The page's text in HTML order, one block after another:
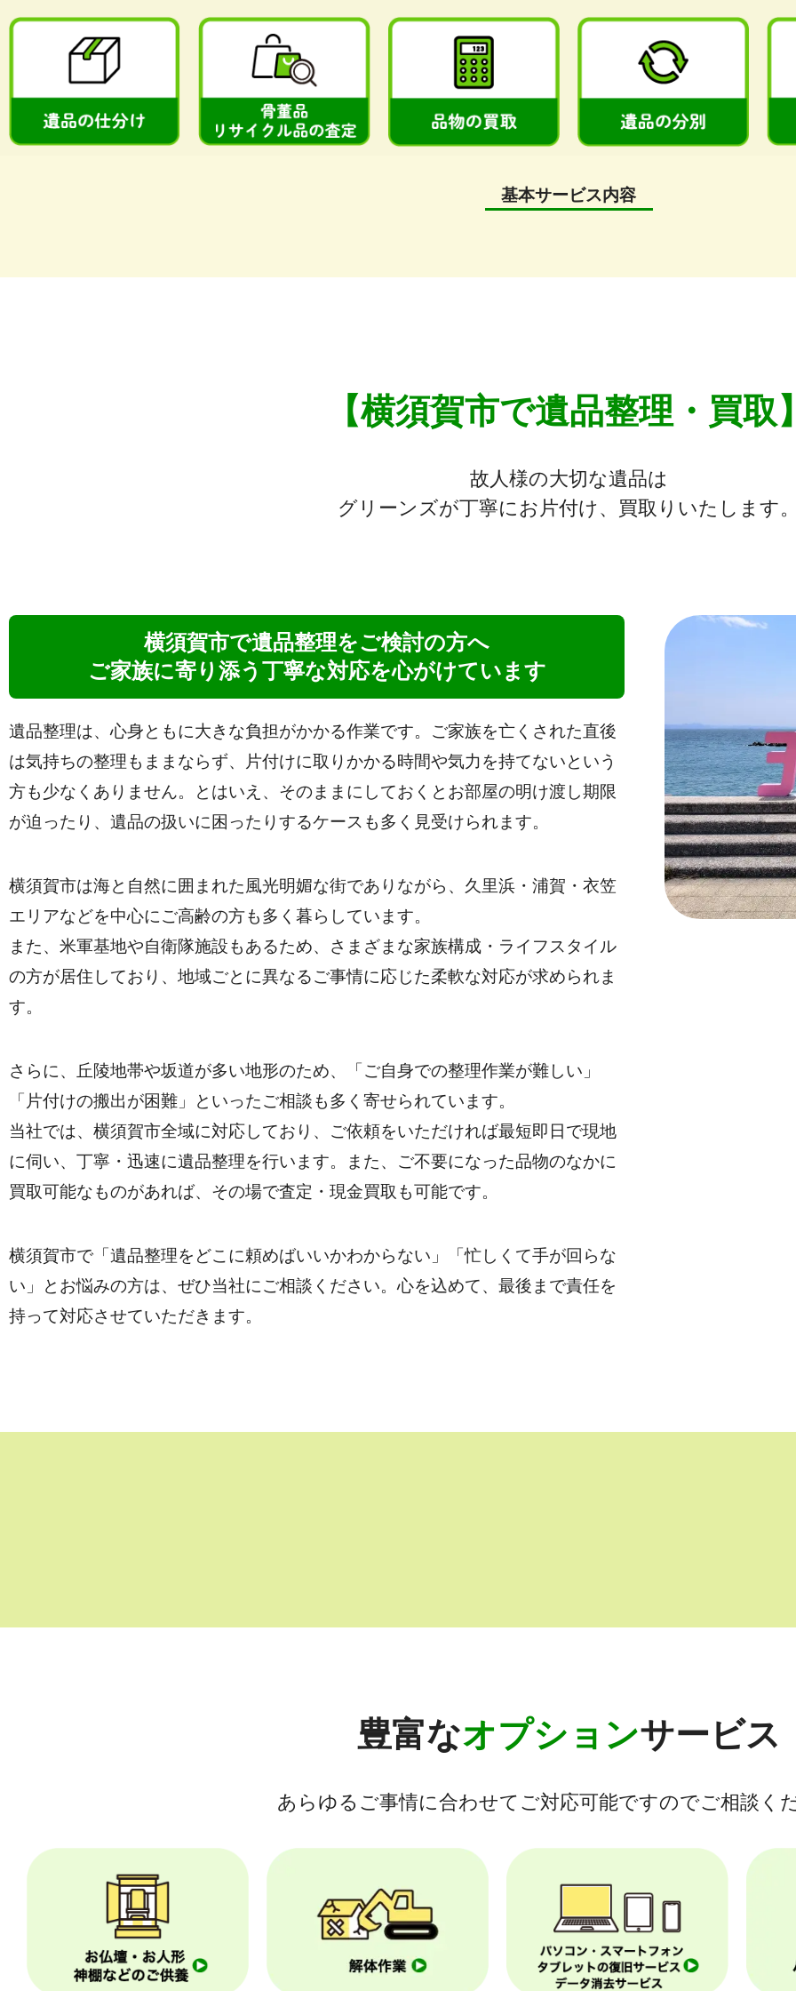
基本サービス内容
【横須賀市で遺品整理・買取
故人様の大切な遺品は
グリーンズが丁寧にお片付け、買取りいたします
横須賀市で遺品整理をご検討の方へ
ご家族に寄り添う丁寧な対応を心がけています
遺品整理は、心身ともに大きな負担がかかる作業です。ご家族を亡くされた直後
は気持ちの整理もままならず、片付けに取りかかる時間や気力を持てないという
方も少なくありません。とはいえ、そのままにしておくとお部屋の明け渡し期限
が迫ったり、遺品の扱いに困ったりするケースも多く見受けられます。
横須賀市は海と自然に囲まれた風光明媚な街でありながら、久里浜・浦賀・衣笠
エリアなどを中心にご高齢の方も多く暮らしています。
また、米軍基地や自衛隊施設もあるため、さまざまな家族構成・ライフスタイル
の方が居住しており、地域ごとに異なるご事情に応じた柔軟な対応が求められま
す。
さらに、丘陵地帯や坂道が多い地形のため、「ご自身での整理作業が難しい」
「片付けの搬出が困難」といったご相談も多く寄せられています。
当社では、横須賀市全域に対応しており、ご依頼をいただければ最短即日で現地
に伺い、丁寧・迅速に遺品整理を行います。また、ご不要になった品物のなかに
買取可能なものがあれば、その場で査定・現金買取も可能です。
横須賀市で「遺品整理をどこに頼めばいいかわからない」「忙しくて手が回らな
い」とお悩みの方は、ぜひ当社にご相談ください。心を込めて、最後まで責任を
持って対応させていただきます。
豊富なオプションサービス
あらゆるご事情に合わせて ご対応可能ですのでご相談く